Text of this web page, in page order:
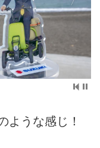
ような感じ！